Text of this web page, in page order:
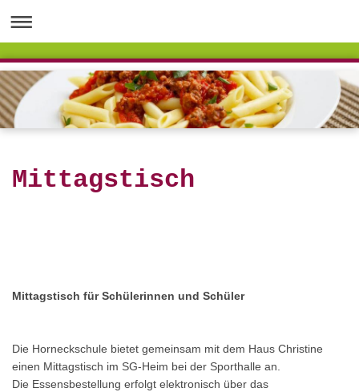
Mittagstisch
Mittagstisch für Schülerinnen und Schüler
Die Horneckschule bietet gemeinsam mit dem Haus Christine
einen Mittagstisch im SG-Heim bei der Sporthalle an.
Die Essensbestellung erfolgt elektronisch über das